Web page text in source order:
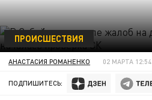
ПРОИСШЕСТВИЯ
АНАСТАСИЯ РОМАНЕНКО 02 МАРТА 12:54
ПОДПИШИТЕСЬ: